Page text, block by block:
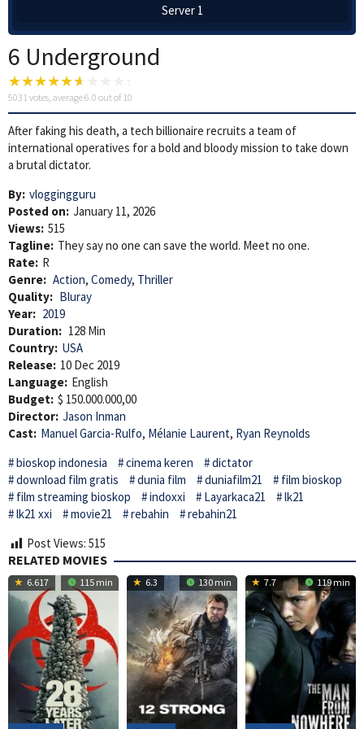
Server 1
6 Underground
5031 votes, average6.0 out of 10
After faking his death, a tech billionaire recruits a team of
international operatives for a bold and bloody mission to take down
a brutal dictator.
By: vloggingguru
Posted on: January 11, 2026
Views: 515
Tagline: They say no one can save the world. Meet no one.
Rate: R
Genre: Action, Comedy, Thriller
Quality: Bluray
Year: 2019
Duration: 128 Min
Country: USA
Release: 10 Dec 2019
Language: English
Budget: $ 150.000.000,00
Director: Jason Inman
Cast: Manuel Garcia-Rulfo, Mélanie Laurent, Ryan Reynolds
bioskop indonesia
cinema keren
dictator
download film gratis
dunia film duniafilm21
film bioskop
film streaming bioskop
indoxxi Layarkaca21
lk21
lk21 xxi
movie21 rebahin
rebahin21
Post Views: 515
RELATED MOVIES
6.617 115 min 6.3 130 min 7.7 119 min